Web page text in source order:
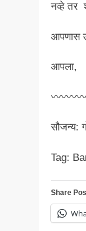
नव्हे तर
आपणास
आपला,
〰〰〰
सौजन्य:
Tag:
Share